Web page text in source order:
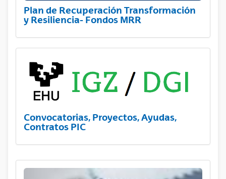
Plan de Recuperación Transformación
y Resiliencia- Fondos MRR
Convocatorias, Proyectos, Ayudas,
Contratos PIC